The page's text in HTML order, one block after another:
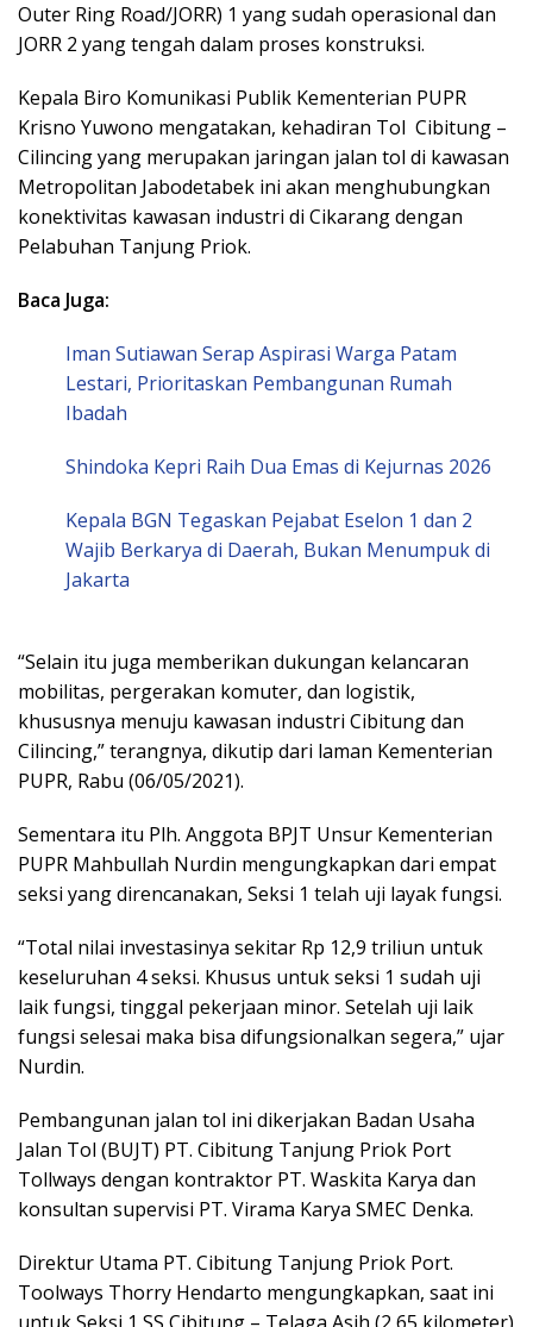
Outer Ring Road/JORR) 1 yang sudah operasional dan
JORR 2 yang tengah dalam proses konstruksi.
Kepala Biro Komunikasi Publik Kementerian PUPR
Krisno Yuwono mengatakan, kehadiran Tol Cibitung –
Cilincing yang merupakan jaringan jalan tol di kawasan
Metropolitan Jabodetabek ini akan menghubungkan
konektivitas kawasan industri di Cikarang dengan
Pelabuhan Tanjung Priok.
Baca Juga:
Iman Sutiawan Serap Aspirasi Warga Patam
Lestari, Prioritaskan Pembangunan Rumah
Ibadah
Shindoka Kepri Raih Dua Emas di Kejurnas 2026
Kepala BGN Tegaskan Pejabat Eselon 1 dan 2
Wajib Berkarya di Daerah, Bukan Menumpuk di
Jakarta
“Selain itu juga memberikan dukungan kelancaran
mobilitas, pergerakan komuter, dan logistik,
khususnya menuju kawasan industri Cibitung dan
Cilincing,” terangnya, dikutip dari laman Kementerian
PUPR, Rabu (06/05/2021).
Sementara itu Plh. Anggota BPJT Unsur Kementerian
PUPR Mahbullah Nurdin mengungkapkan dari empat
seksi yang direncanakan, Seksi 1 telah uji layak fungsi.
“Total nilai investasinya sekitar Rp 12,9 triliun untuk
keseluruhan 4 seksi. Khusus untuk seksi 1 sudah uji
laik fungsi, tinggal pekerjaan minor. Setelah uji laik
fungsi selesai maka bisa difungsionalkan segera,” ujar
Nurdin.
Pembangunan jalan tol ini dikerjakan Badan Usaha
Jalan Tol (BUJT) PT. Cibitung Tanjung Priok Port
Tollways dengan kontraktor PT. Waskita Karya dan
konsultan supervisi PT. Virama Karya SMEC Denka.
Direktur Utama PT. Cibitung Tanjung Priok Port.
Toolways Thorry Hendarto mengungkapkan, saat ini